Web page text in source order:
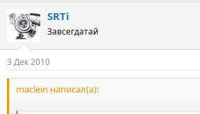
SRTi
Завсегдатай
3 Дек 2010
maclein написал(а):